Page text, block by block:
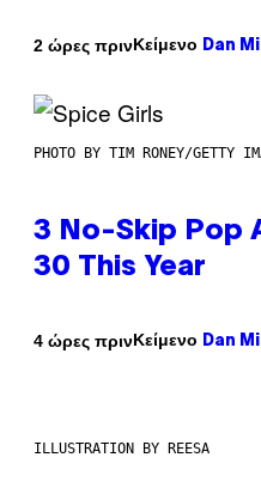
2 ώρες πρινΚείμενο Dan
PHOTO BY TIM RONEY/GETTY
3 No-Skip Pop
30 This Year
4 ώρες πρινΚείμενο Dan
ILLUSTRATION BY REESA